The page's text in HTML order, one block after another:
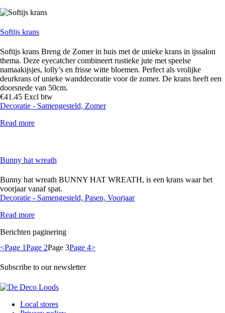
Softijs krans
Softijs krans Breng de Zomer in huis met de unieke krans in ijssalon
thema. Deze eyecatcher combineert rustieke jute met speelse
namaakijsjes, lolly’s en frisse witte bloemen. Perfect als vrolijke
deurkrans of unieke wanddecoratie voor de zomer. De krans heeft een
doorsnede van 50cm.
€41 .45 Excl btw
Decoratie - Samengesteld, Zomer
Read more
Bunny hat wreath
Bunny hat wreath BUNNY HAT WREATH, is een krans waar het
voorjaar vanaf spat.
Decoratie - Samengesteld, Pasen, Voorjaar
Read more
Berichten paginering
<Page 1Page 2Page 3Page 4>
Subscribe to our newsletter
Local stores